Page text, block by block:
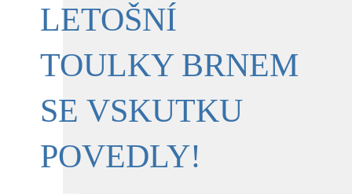
LETOŠNÍ
TOULKY BRNEM
SE VSKUTKU
POVEDLY!